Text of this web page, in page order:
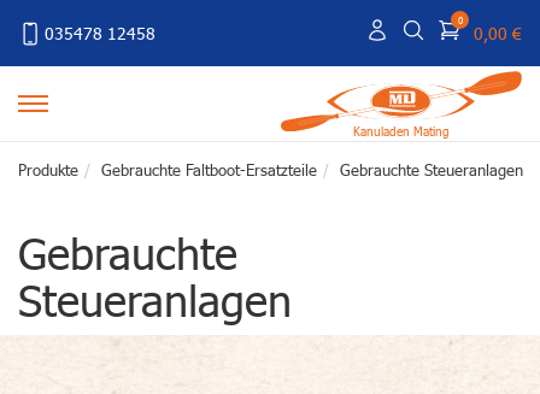
035478 12458
0
0,00 €
Kanuladen Mating
Produkte Gebrauchte Faltboot-Ersatzteile Gebrauchte Steueranlagen
Gebrauchte
Steueranlagen